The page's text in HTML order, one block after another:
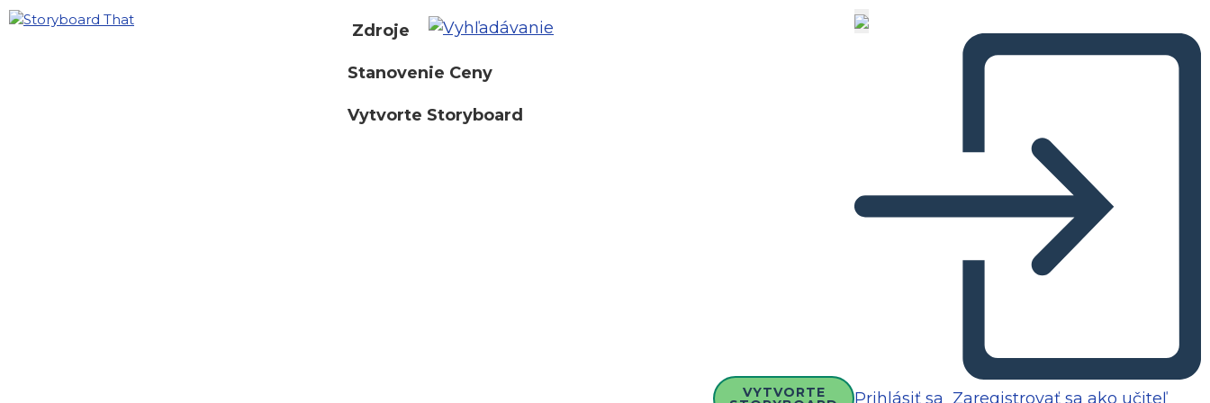
Zdroje
Stanovenie Ceny
Vytvorte Storyboard
VYTVORTE Prihlásiť sa Zaregistrovať sa ako učiteľ